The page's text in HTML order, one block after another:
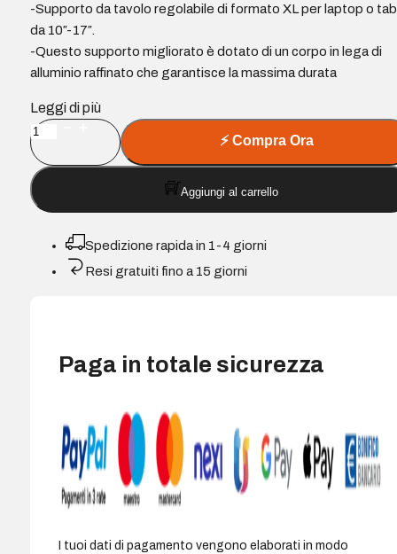
-Supporto da tavolo regolabile di formato XL per laptop o
da 10″-17″.
-Questo supporto migliorato è dotato di un corpo in lega di
alluminio raffinato che garantisce la massima durata
Leggi di più
Aisens
Supporto
da
tavolo
XL
regolabile
Colore
⚡Compra Ora
Aggiungi al carrello
Spedizione rapida in 1-4 giorni
Resi gratuiti fino a 15 giorni
Paga in totale sicurezza
I tuoi dati di pagamento vengono elaborati in modo